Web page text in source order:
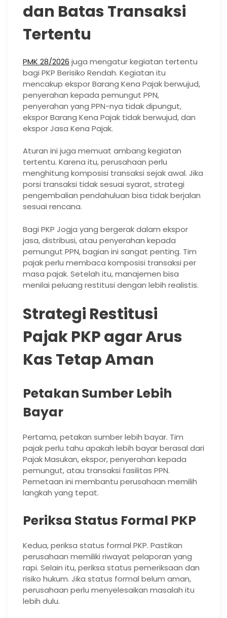
dan Batas Transaksi
Tertentu
PMK 28/2026 juga mengatur kegiatan tertentu
bagi PKP Berisiko Rendah. Kegiatan itu
mencakup ekspor Barang Kena Pajak berwujud,
penyerahan kepada pemungut PPN,
penyerahan yang PPN-nya tidak dipungut,
ekspor Barang Kena Pajak tidak berwujud, dan
ekspor Jasa Kena Pajak.
Aturan ini juga memuat ambang kegiatan
tertentu. Karena itu, perusahaan perlu
menghitung komposisi transaksi sejak awal. Jika
porsi transaksi tidak sesuai syarat, strategi
pengembalian pendahuluan bisa tidak berjalan
sesuai rencana.
Bagi PKP Jogja yang bergerak dalam ekspor
jasa, distribusi, atau penyerahan kepada
pemungut PPN, bagian ini sangat penting. Tim
pajak perlu membaca komposisi transaksi per
masa pajak. Setelah itu, manajemen bisa
menilai peluang restitusi dengan lebih realistis.
Strategi Restitusi
Pajak PKP agar Arus
Kas Tetap Aman
Petakan Sumber Lebih
Bayar
Pertama, petakan sumber lebih bayar. Tim
pajak perlu tahu apakah lebih bayar berasal dari
Pajak Masukan, ekspor, penyerahan kepada
pemungut, atau transaksi fasilitas PPN.
Pemetaan ini membantu perusahaan memilih
langkah yang tepat.
Periksa Status Formal PKP
Kedua, periksa status formal PKP. Pastikan
perusahaan memiliki riwayat pelaporan yang
rapi. Selain itu, periksa status pemeriksaan dan
risiko hukum. Jika status formal belum aman,
perusahaan perlu menyelesaikan masalah itu
lebih dulu.